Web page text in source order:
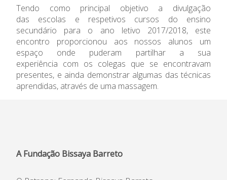
Admissão
Informações
APEE
Notícias
Tendo como principal objetivo a divulgação
das escolas e respetivos cursos do ensino
secundário para o ano letivo 2017/2018, este
encontro proporcionou aos nossos alunos um
espaço onde puderam partilhar a sua
experiência com os colegas que se encontravam
presentes, e ainda demonstrar algumas das técnicas
aprendidas, através de uma massagem.
A Fundação Bissaya Barreto